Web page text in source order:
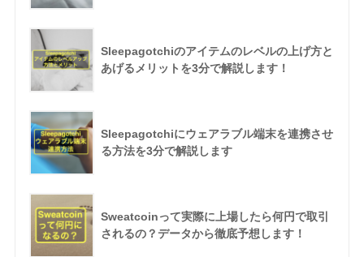
Sleepagotchiのアイテムのレベルの上げ方と
あげるメリットを3分で解説します！
Sleepagotchiにウェアラブル端末を連携させ
る方法を3分で解説します
Sweatcoinって実際に上場したら何円で取引
されるの？データから徹底予想します！